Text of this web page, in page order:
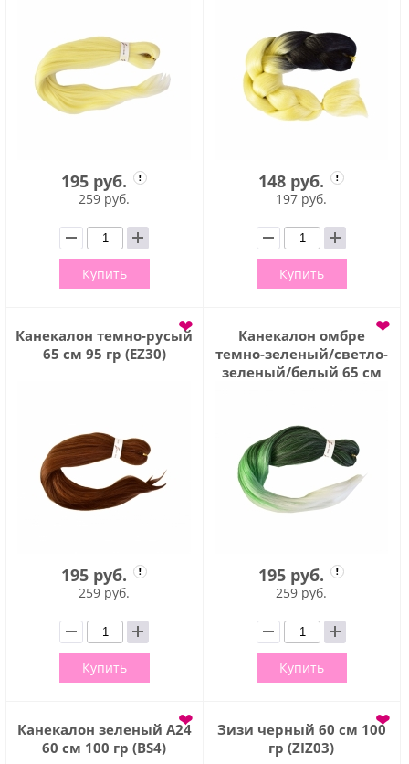
195 руб.
259 руб.
Купить
148 руб.
197 руб.
Купить
Канекалон темно-русый
65 см 95 гр (EZ30)
❤
195 руб.
259 руб.
Купить
Канекалон омбре
темно-зеленый/светло-
зеленый/белый 65 см
❤
195 руб.
259 руб.
Купить
Канекалон зеленый А24
60 см 100 гр (BS4)
❤
Зизи черный 60 см 100
гр (ZIZ03)
❤